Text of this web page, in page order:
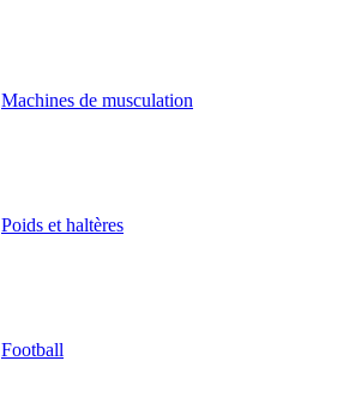
Machines de musculation
Poids et haltères
Football